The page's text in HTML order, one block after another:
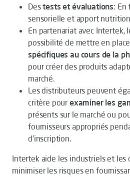
Destests et évaluations: En
sensorielle et apport
En partenariat avec Intertek,
possibilité de mettre en
spécifiques au cours de la
pour créer des produits
marché.
Les distributeurs peuvent
critère pour examiner les
présents sur le marché ou
fournisseurs appropriés
d'inscription.
Intertek aide les industriels et les
minimiser les risques en